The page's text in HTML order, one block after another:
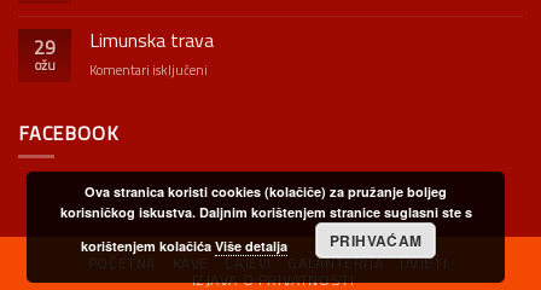
29
ožu
Limunska trava
Komentari isključeni
FACEBOOK
POČETNA KAVE ČAJEVI GALANTERIJA UVJETI
IZJAVA O PRIVATNOSTI
Ova stranica koristi cookies (kolačiče) za pružanje boljeg
korisničkog iskustva. Daljnim korištenjem stranice suglasni ste s
korištenjem kolačićaViše detalja PRIHVAĆAM